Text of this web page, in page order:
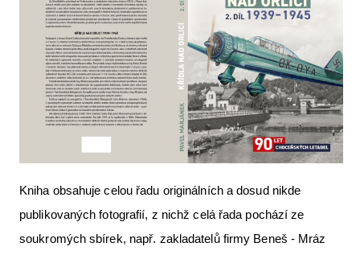
Kniha obsahuje celou řadu originálních a dosud nikde
publikovaných fotografií, z nichž celá řada pochází ze
soukromých sbírek, např. zakladatelů firmy Beneš - Mráz